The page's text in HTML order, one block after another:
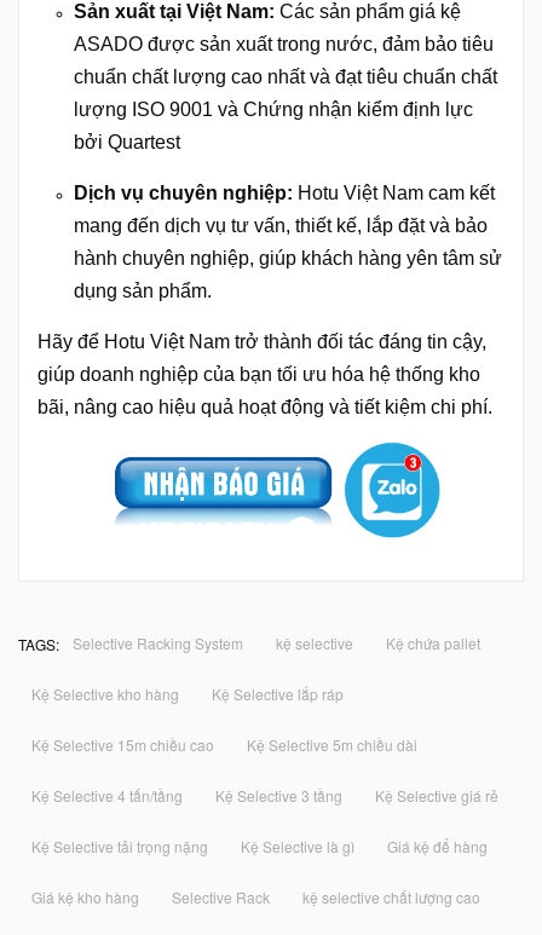
Sản xuất tại Việt Nam: Các sản phẩm giá kệ
ASADO được sản xuất trong nước, đảm bảo tiêu
chuẩn chất lượng cao nhất và đạt tiêu chuẩn chất
lượng ISO 9001 và Chứng nhận kiểm định lực
bởi Quartest
Dịch vụ chuyên nghiệp: Hotu Việt Nam cam kết
mang đến dịch vụ tư vấn, thiết kế, lắp đặt và bảo
hành chuyên nghiệp, giúp khách hàng yên tâm sử
dụng sản phẩm.
Hãy để Hotu Việt Nam trở thành đối tác đáng tin cậy,
giúp doanh nghiệp của bạn tối ưu hóa hệ thống kho
bãi, nâng cao hiệu quả hoạt động và tiết kiệm chi phí.
TAGS: Selective Racking System kệ selective Kệ chứa pallet
Kệ Selective kho hàng Kệ Selective lắp ráp
Kệ Selective 15m chiều cao Kệ Selective 5m chiều dài
Kệ Selective 4 tấn/tầng Kệ Selective 3 tầng Kệ Selective giá rẻ
Kệ Selective tải trọng nặng Kệ Selective là gì Giá kệ để hàng
Giá kệ kho hàng Selective Rack kệ selective chất lượng cao